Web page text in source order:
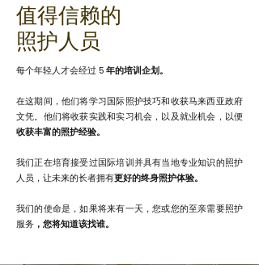
值得信赖的
照护人员
每个年轻人才会经过 5 年的培训企划。
在这期间，他们将学习国际照护技巧和收获马来西亚政府
文凭。他们将收获实践和实习机会，以及就业机会，以便
收获丰富的照护经验。
我们正在培育接受过国际培训并具有当地专业知识的照护
人员，让未来的长者拥有更好的终身照护体验。
我们的使命是，如果将来有一天，您或您的至亲需要照护
服务 ，您将知道该找谁。